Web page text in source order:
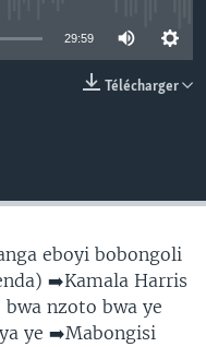
29:59
Télécharger
eboyi bobongoli
➡️Kamala Harris
nzoto bwa ye
ye ➡️Mabongisi